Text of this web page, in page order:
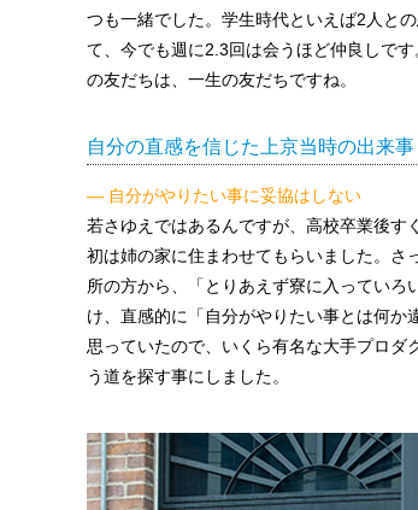
つも一緒でした。学生時代といえば2人と
て、今でも週に2.3回は会うほど仲良しで
の友だちは、一生の友だちですね。
自分の直感を信じた上京当時の出来事
— 自分がやりたい事に妥協はしない
若さゆえではあるんですが、高校卒業後す
初は姉の家に住まわせてもらいました。さ
所の方から、「とりあえず寮に入ってい
け、直感的に「自分がやりたい事とは何か
思っていたので、いくら有名な大手プロダ
う道を探す事にしました。